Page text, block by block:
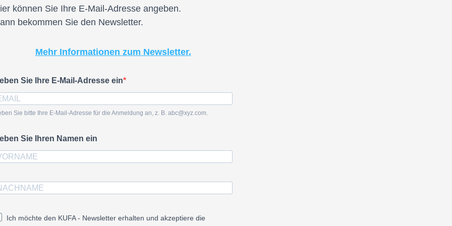
können Sie Ihre E-Mail-Adresse angeben.
bekommen Sie den Newsletter.
Mehr Informationen zum Newsletter.
Sie Ihre E-Mail-Adresse ein
Sie bitte Ihre E-Mail-Adresse für die Anmeldung an, z. B. abc@xyz.com.
Sie Ihren Namen ein
Ich möchte den KUFA - Newsletter erhalten und akzeptiere die